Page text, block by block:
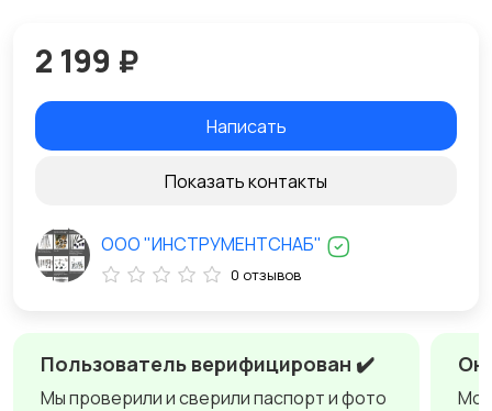
Пользователь верифицирован ✔️
Мы проверили и сверили паспорт и фото
2 199 ₽
Написать
Показать контакты
ООО "ИНСТРУМЕНТСНАБ"
0 отзывов